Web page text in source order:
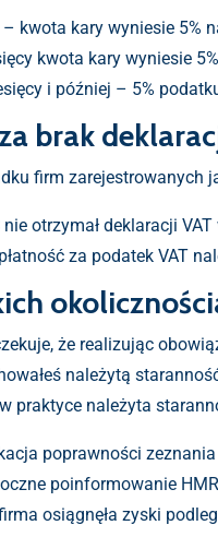
kwota kary wyniesie 5%
kwota kary wyniesie
i później – 5%
brak
firm zarejestrowanych
nie otrzymał deklaracji
za podatek VAT
że realizując
należytą
praktyce należyta
poprawności
poinformowanie
osiągnęła zyski